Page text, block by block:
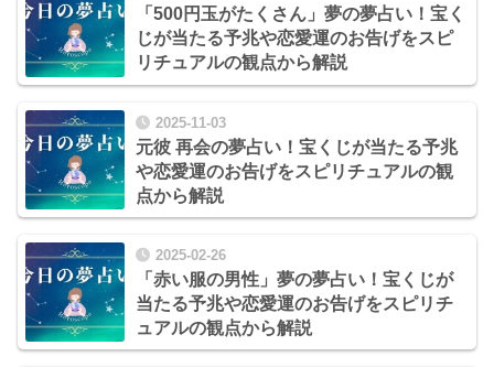
「500円玉がたくさん」夢の夢占い！宝く
じが当たる予兆や恋愛運のお告げをスピ
リチュアルの観点から解説
2025-11-03
元彼 再会の夢占い！宝くじが当たる予兆
や恋愛運のお告げをスピリチュアルの観
点から解説
2025-02-26
「赤い服の男性」夢の夢占い！宝くじが
当たる予兆や恋愛運のお告げをスピリチ
ュアルの観点から解説